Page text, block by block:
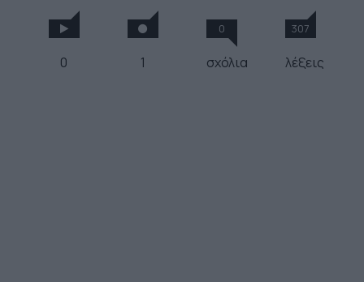
0 1
0
σχόλια
307
λέξεις